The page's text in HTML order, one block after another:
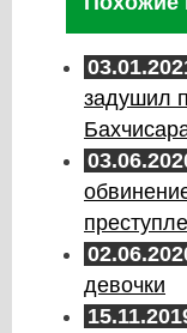
задушил
девочки